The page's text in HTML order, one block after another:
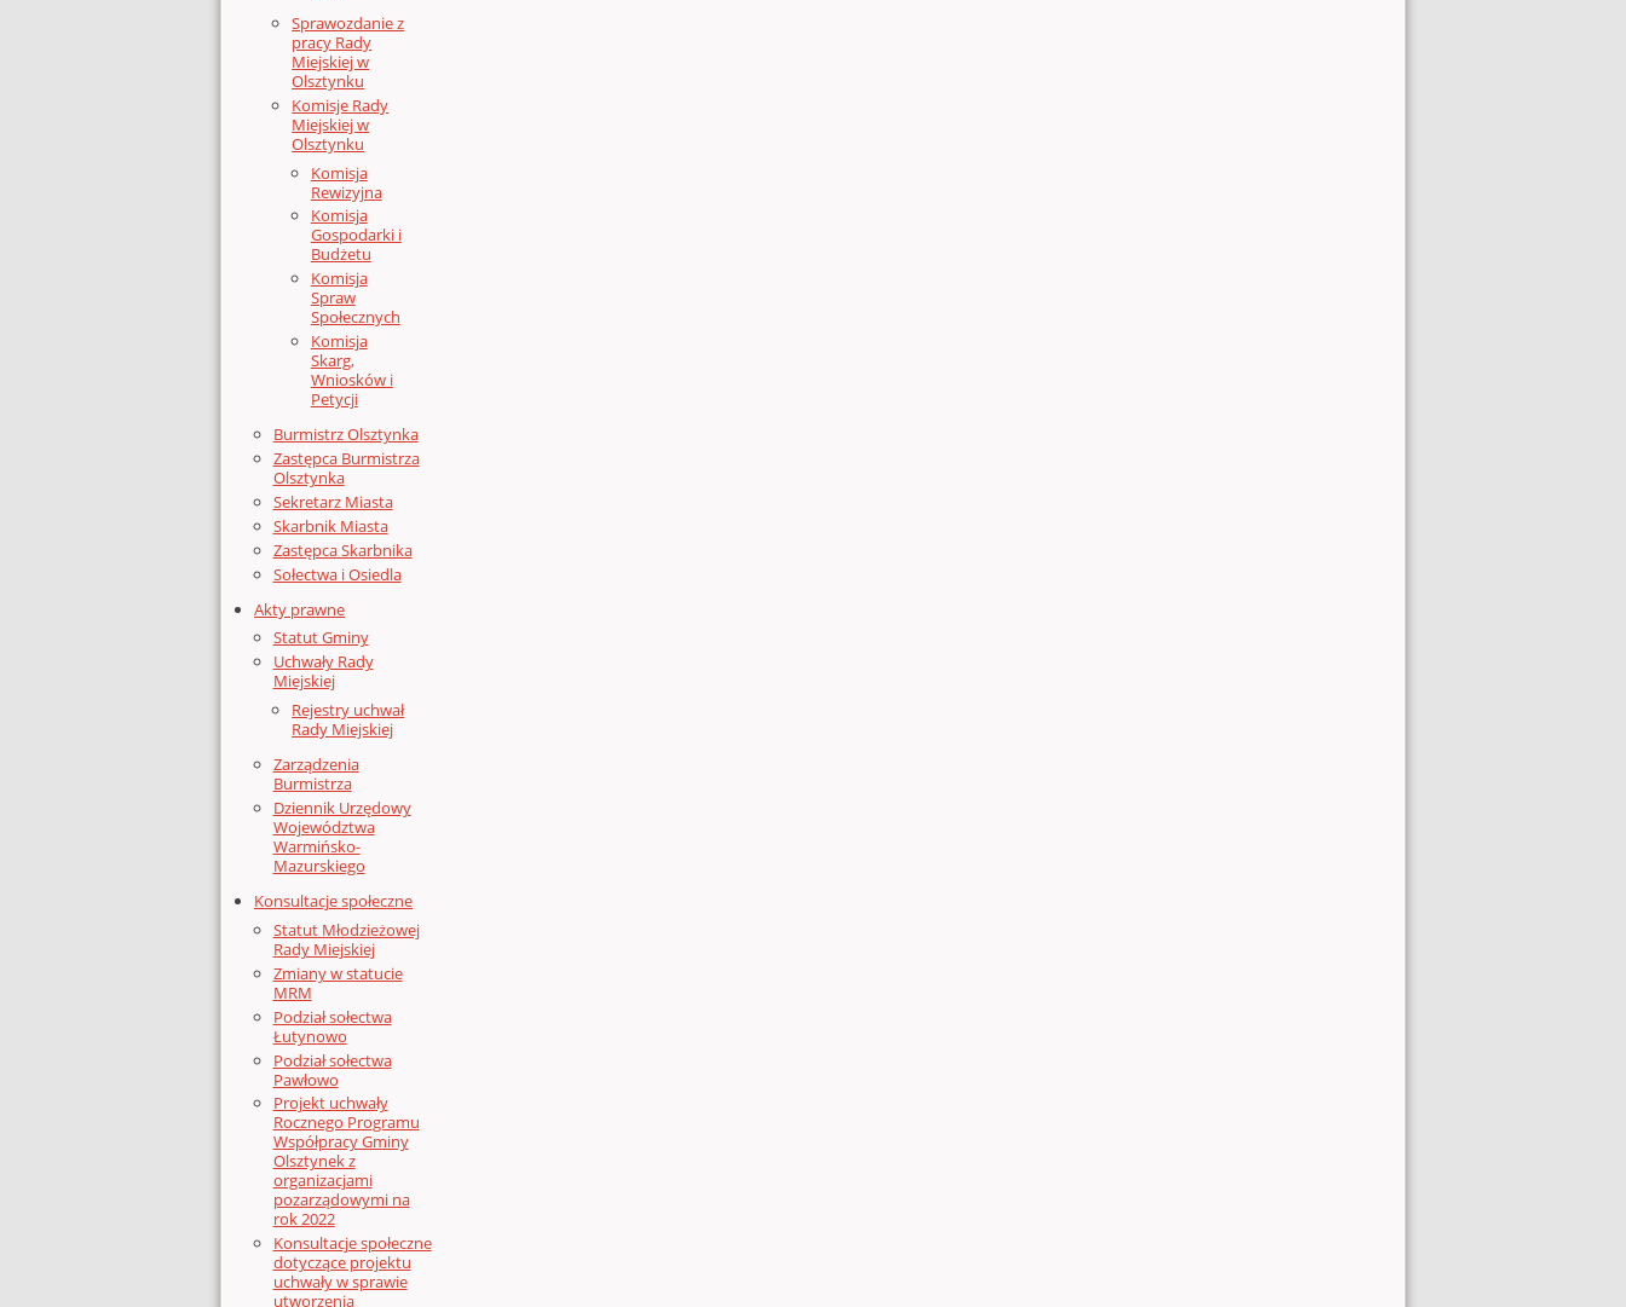
Sprawozdanie z
pracy Rady
Miejskiej w
Olsztynku
Komisje Rady
Miejskiej w
Olsztynku
Komisja
Rewizyjna
Komisja
Gospodarki i
Budżetu
Komisja
Spraw
Społecznych
Komisja
Skarg,
Wniosków i
Petycji
Burmistrz Olsztynka
Zastępca Burmistrza
Olsztynka
Sekretarz Miasta
Skarbnik Miasta
Zastępca Skarbnika
Sołectwa i Osiedla
Akty prawne
Statut Gminy
Uchwały Rady
Miejskiej
Rejestry uchwał
Rady Miejskiej
Zarządzenia
Burmistrza
Dziennik Urzędowy
Województwa
Warmińsko-
Mazurskiego
Konsultacje społeczne
Statut Młodzieżowej
Rady Miejskiej
Zmiany w statucie
MRM
Podział sołectwa
Łutynowo
Podział sołectwa
Pawłowo
Projekt uchwały
Rocznego Programu
Współpracy Gminy
Olsztynek z
organizacjami
pozarządowymi na
rok 2022
Konsultacje społeczne
dotyczące projektu
uchwały w sprawie
utworzenia